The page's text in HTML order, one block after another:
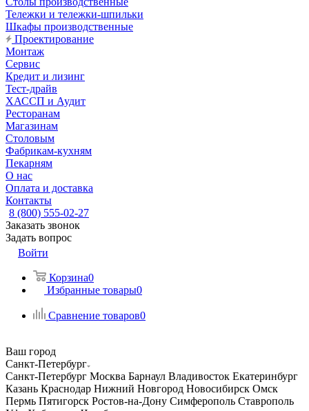
Тележки и тележки-шпильки
Шкафы производственные
Проектирование
Монтаж
Сервис
Кредит и лизинг
Тест-драйв
ХАССП и Аудит
Ресторанам
Магазинам
Столовым
Фабрикам-кухням
Пекарням
О нас
Оплата и доставка
Контакты
8 (800) 555-02-27
Заказать звонок
Задать вопрос
Войти
Корзина0
Избранные товары0
Сравнение товаров0
Ваш город
Санкт-Петербург
Санкт-Петербург Москва Барнаул Владивосток Екатеринбург
Казань Краснодар Нижний Новгород Новосибирск Омск
Пермь Пятигорск Ростов-на-Дону Симферополь Ставрополь